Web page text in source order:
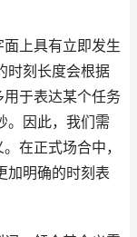
面上具有立即发生
时刻长度会根据
用于表达某个任务
。因此，我们需
在正式场合中，
加明确的时刻表